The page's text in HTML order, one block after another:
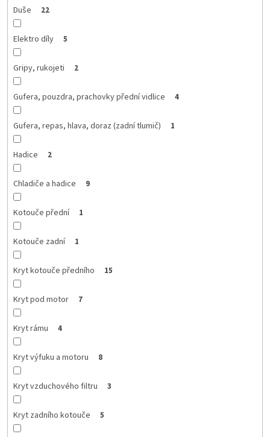
Duše 22
Elektro díly 5
Gripy, rukojeti 2
Gufera, pouzdra, prachovky přední vidlice 4
Gufera, repas, hlava, doraz (zadní tlumič) 1
Hadice 2
Chladiče a hadice 9
Kotouče přední 1
Kotouče zadní 1
Kryt kotouče předního 15
Kryt pod motor 7
Kryt rámu 4
Kryt výfuku a motoru 8
Kryt vzduchového filtru 3
Kryt zadního kotouče 5